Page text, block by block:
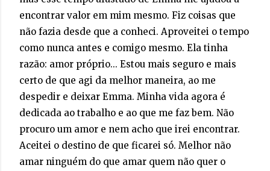
encontrar valor em mim mesmo. Fiz coisas que
não fazia desde que a conheci. Aproveitei o tempo
como nunca antes e comigo mesmo. Ela tinha
razão: amor próprio... Estou mais seguro e mais
certo de que agi da melhor maneira, ao me
despedir e deixar Emma. Minha vida agora é
dedicada ao trabalho e ao que me faz bem. Não
procuro um amor e nem acho que irei encontrar.
Aceitei o destino de que ficarei só. Melhor não
amar ninguém do que amar quem não quer o